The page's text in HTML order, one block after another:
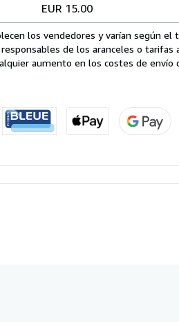
EUR 15.00
los vendedores y varían según
de los aranceles o
aumento en los costes de envío